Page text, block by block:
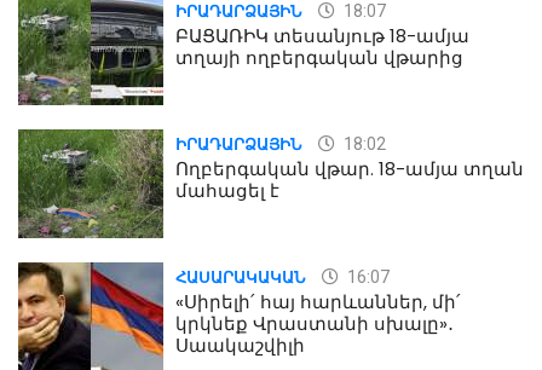
ԻՐԱԴԱՐՁԱՅԻՆ 18:07
ԲԱՑԱՌԻԿ տեսանյութ 18-ամյա
տղայի ողբերգական վթարից
ԻՐԱԴԱՐՁԱՅԻՆ 18:02
Ողբերգական վթար. 18-ամյա տղան
մահացել է
ՀԱՍԱՐԱԿԱԿԱՆ 16:07
«Սիրելի՛ հայ հարևաններ, մի՛
կրկնեք Վրաստանի սխալը»․
Սաակաշվիլի